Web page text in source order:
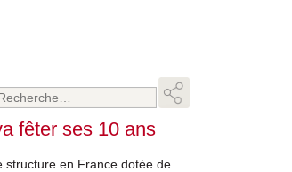
:
fêter ses 10 ans
structure en France dotée de